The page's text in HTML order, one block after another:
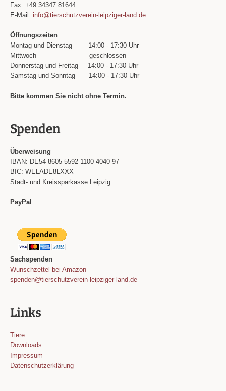
Fax: +49 34347 81644
E-Mail:info@tierschutzverein-leipziger-land.de
Öffnungszeiten
Montag und Dienstag
14:00 - 17:30 Uhr
Mittwoch
geschlossen
Donnerstag und Freitag
14:00 - 17:30 Uhr
Samstag und Sonntag
14:00 - 17:30 Uhr
Bitte kommen Sie nicht ohne Termin.
Spenden
Überweisung
IBAN: DE54 8605 5592 1100 4040 97
BIC: WELADE8LXXX
Stadt- und Kreissparkasse Leipzig
PayPal
Sachspenden
Wunschzettel bei Amazon
spenden@tierschutzverein-leipziger-land.de
Links
Tiere
Downloads
Impressum
Datenschutzerklärung